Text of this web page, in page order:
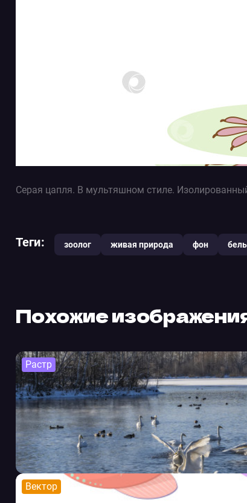
Серая цапля. В мультяшном стиле.
Теги: зоолог живая природа фон
Похожие
Растр
Вектор